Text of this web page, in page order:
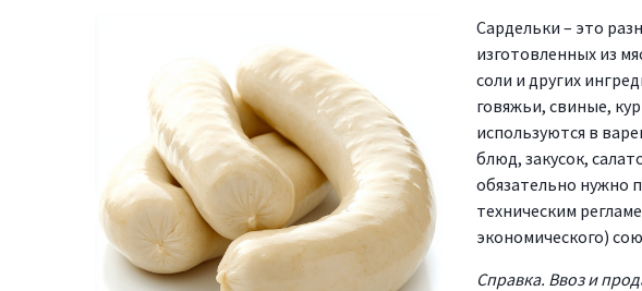
Сардельки – это
изготовленных из
соли и других
говяжьи, свиные,
используются в
блюд, закусок,
обязательно нужно
техническим
экономического)
Справка. Ввоз и